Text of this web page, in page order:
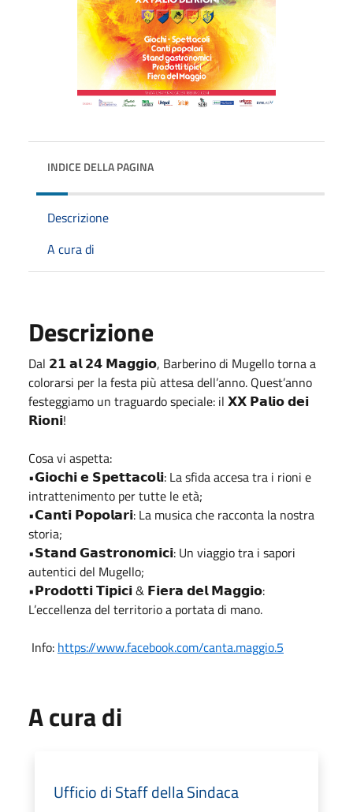
INDICE DELLA PAGINA
Descrizione
A cura di
Descrizione
Dal 𝟮𝟭 𝗮𝗹 𝟮𝟰 𝗠𝗮𝗴𝗴𝗶𝗼, Barberino di Mugello torna a
colorarsi per la festa più attesa dell’anno. Quest’anno
festeggiamo un traguardo speciale: il 𝗫𝗫 𝗣𝗮𝗹𝗶𝗼 𝗱𝗲𝗶
𝗥𝗶𝗼𝗻𝗶!
Cosa vi aspetta:
•𝗚𝗶𝗼𝗰𝗵𝗶 𝗲 𝗦𝗽𝗲𝘁𝘁𝗮𝗰𝗼𝗹𝗶: La sfida accesa tra i rioni e
intrattenimento per tutte le età;
•𝗖𝗮𝗻𝘁𝗶 𝗣𝗼𝗽𝗼𝗹𝗮𝗿𝗶: La musica che racconta la nostra
storia;
•𝗦𝘁𝗮𝗻𝗱 𝗚𝗮𝘀𝘁𝗿𝗼𝗻𝗼𝗺𝗶𝗰𝗶: Un viaggio tra i sapori
autentici del Mugello;
•𝗣𝗿𝗼𝗱𝗼𝘁𝘁𝗶 𝗧𝗶𝗽𝗶𝗰𝗶 & 𝗙𝗶𝗲𝗿𝗮 𝗱𝗲𝗹 𝗠𝗮𝗴𝗴𝗶𝗼:
L’eccellenza del territorio a portata di mano.
Info: https://www.facebook.com/canta.maggio.5
A cura di
Ufficio di Staff della Sindaca